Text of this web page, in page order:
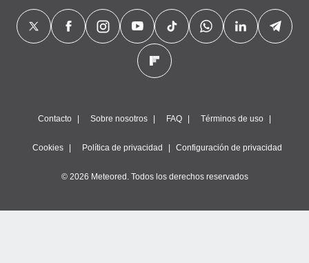
Contacto Sobre nosotros FAQ Términos de uso
Cookies Política de privacidad Configuración de privacidad
© 2026 Meteored. Todos los derechos reservados